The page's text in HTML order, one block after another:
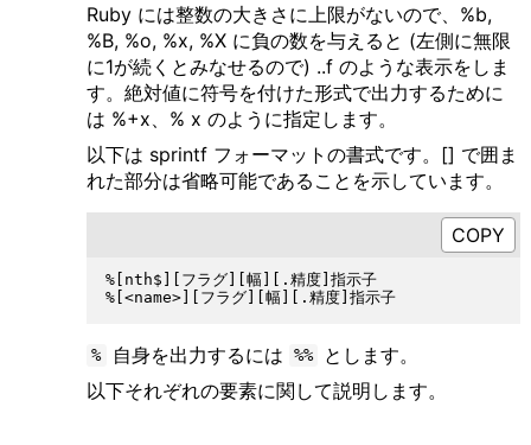
Ruby には整数の大きさに上限がないので、%b,
%B, %o, %x, %X に負の数を与えると (左側に無限
に1が続くとみなせるので) ..f のような表示をしま
す。絶対値に符号を付けた形式で出力するために
は %+x、% x のように指定します。
以下は sprintf フォーマットの書式です。[] で囲ま
れた部分は省略可能であることを示しています。
%[nth$][フラグ][幅][.精度]指示子
%[<name>][フラグ][幅][.精度]指示子
% 自身を出力するには %%
とします。
以下それぞれの要素に関して説明します。